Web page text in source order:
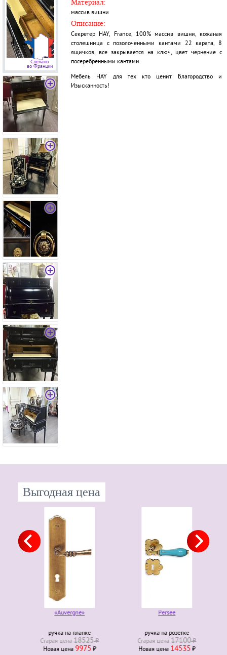
Сделано
во Франции
массив вишни
Описание:
Секретер HAY, France, 100% массив вишни, кожаная
столешница с позолоченными кантами 22 карата, 8
ящичков, все закрывается на ключ, цвет чернение с
посеребренными кантами.
Мебель HAY для тех кто ценит Благородство и
Изысканность!
Выгодная цена
«Auvergne»
ручка на планке
Старая ценa18525₽
Новая ценa9975₽
Persee
ручка на розетке
Старая ценa17100₽
Новая ценa14535₽